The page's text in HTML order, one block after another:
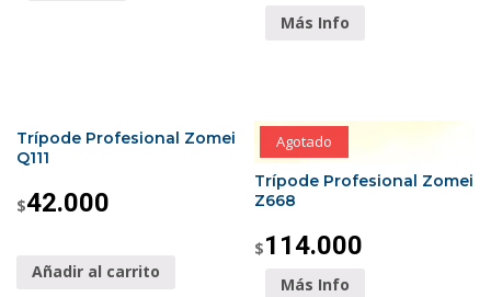
Más Info
Trípode Profesional Zomei
Q111
$42.000
Añadir al carrito
Agotado
Trípode Profesional Zomei
Z668
$114.000
Más Info